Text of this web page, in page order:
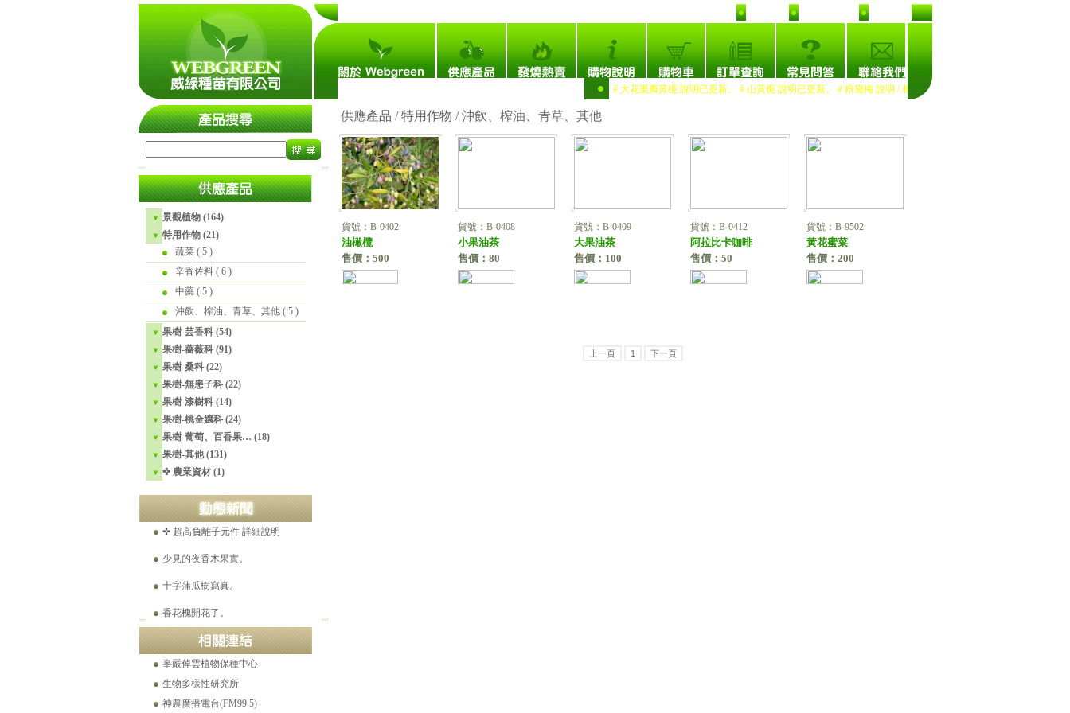
瀏覽人次：4,705,364 首頁 加入收藏 推薦友人
# 黃實海棠 說明 / 相片已更新。 # 大花重瓣黃梔 說明已更新。 # 山黃梔 說明已更新。 # 粉黛梅 說明 / 相片已更新。 # 熙宮梅 說明已更新。
景觀植物 (164)
特用作物 (21)
蔬菜( 5 )
辛香佐料( 6 )
中藥( 5 )
沖飲、榨油、青草、其他( 5 )
果樹-芸香科 (54)
果樹-薔薇科 (91)
果樹-桑科 (22)
果樹-無患子科 (22)
果樹-漆樹科 (14)
果樹-桃金孃科 (24)
果樹-葡萄、百香果… (18)
果樹-其他 (131)
✜ 農業資材 (1)
平地蘋果實拍。2021-07-23
溫帶梨平地結果。2021-05-15
☎ 工程苗木產品目錄 (Ver.16)
美國爺爺花25年，找到千種「絕跡蘋果」。
✜ 超高負離子元件 詳細說明
世界極品巨果紅花油茶特點
白花野牡丹逆轉腎病之舊刊登載。(2021-12-26)
辜嚴倬雲植物保種中心
生物多樣性研究所
神農廣播電台(FM99.5)
供應產品 / 特用作物 /沖飲、榨油、青草、其他
貨號：B-0402
油橄欖
售價：500
貨號：B-0408
小果油茶
售價：80
貨號：B-0409
大果油茶
售價：100
貨號：B-0412
阿拉比卡咖啡
售價：50
貨號：B-9502
黃花蜜菜
售價：200
上一頁 1 下一頁